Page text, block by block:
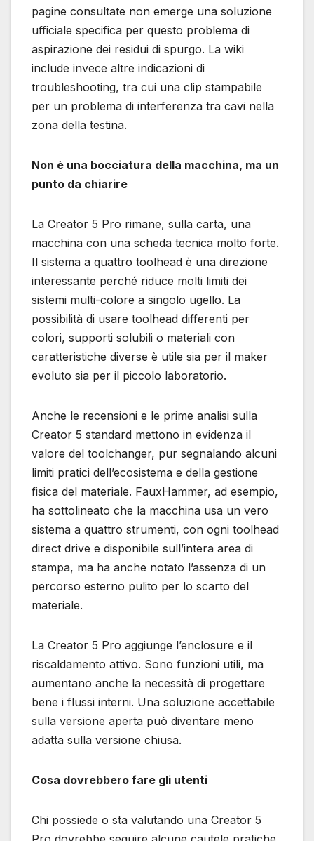
pagine consultate non emerge una soluzione
ufficiale specifica per questo problema di
aspirazione dei residui di spurgo. La wiki
include invece altre indicazioni di
troubleshooting, tra cui una clip stampabile
per un problema di interferenza tra cavi nella
zona della testina.
Non è una bocciatura della macchina, ma un
punto da chiarire
La Creator 5 Pro rimane, sulla carta, una
macchina con una scheda tecnica molto forte.
Il sistema a quattro toolhead è una direzione
interessante perché riduce molti limiti dei
sistemi multi-colore a singolo ugello. La
possibilità di usare toolhead differenti per
colori, supporti solubili o materiali con
caratteristiche diverse è utile sia per il maker
evoluto sia per il piccolo laboratorio.
Anche le recensioni e le prime analisi sulla
Creator 5 standard mettono in evidenza il
valore del toolchanger, pur segnalando alcuni
limiti pratici dell’ecosistema e della gestione
fisica del materiale. FauxHammer, ad esempio,
ha sottolineato che la macchina usa un vero
sistema a quattro strumenti, con ogni toolhead
direct drive e disponibile sull’intera area di
stampa, ma ha anche notato l’assenza di un
percorso esterno pulito per lo scarto del
materiale.
La Creator 5 Pro aggiunge l’enclosure e il
riscaldamento attivo. Sono funzioni utili, ma
aumentano anche la necessità di progettare
bene i flussi interni. Una soluzione accettabile
sulla versione aperta può diventare meno
adatta sulla versione chiusa.
Cosa dovrebbero fare gli utenti
Chi possiede o sta valutando una Creator 5